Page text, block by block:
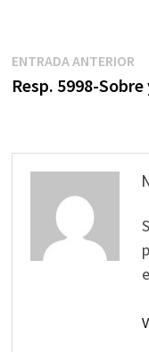
Navegación
de
ENTRADA ANTERIOR
Resp. 5998-